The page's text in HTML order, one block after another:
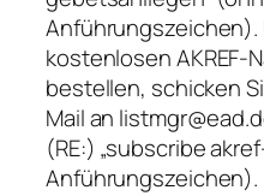
Anführungszeichen).
kostenlosen AKREF-
bestellen, schicken
Mail an
(RE:) „subscribe
Anführungszeichen).